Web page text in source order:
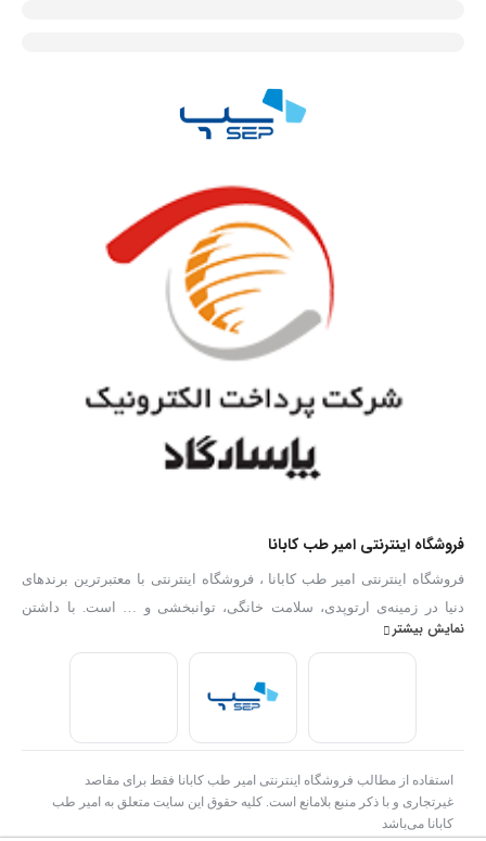
فروشگاه اینترنتی امیر طب کابانا
فروشگاه اینترنتی امیر طب کابانا ، فروشگاه اینترنتی با معتبرترین برندهای
دنیا در زمینه‌ی ارتوپدی، سلامت خانگی، توانبخشی و … است. با داشتن
بهترین کارشناسان فروش در زمینه تجهیزات پزشکی توانایی ارائه هرگونه
مشاوره و خدمات در رابطه با انتخاب و فروش تجهیزات پزشکی را به عموم
مردم دارا می‌‌‌‌باشد. با ضمانت پایین ترین قیمت و ضمانت اصلالت کالا .امیر
نمایش بیشتر
استفاده از مطالب فروشگاه اینترنتی امیر طب کابانا فقط برای مقاصد
غیرتجاری و با ذکر منبع بلامانع است. کلیه حقوق این سایت متعلق به امیر طب
کابانا می‌باشد